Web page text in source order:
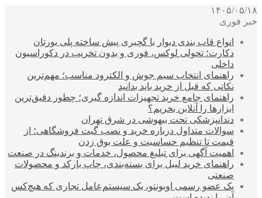
۱۴۰۵/۰۵/۱۸
خبر فوری
انواع قاب بندی دیوار با گچبری پیش ساخته پلی یورتان
دکارت؛ تحولی لوکس، فوری و بدون تخریب در دکوراسیون
داخلی
راهنمای انتخاب سیم جوش و الکترود مناسب؛ مهم‌ترین
نکاتی که قبل از خرید باید بدانید
راهنمای جامع خرید تجهیزات اندازه گیری؛ چطور دقیق‌ترین
ابزارها را آنلاین بخریم؟
دندانپزشکی تحت بیهوشی در شرق تهران
سوالات متداول درباره خرید و نصب گیت فروشگاهی؛ از
قیمت تا تنظیم حساسیت و علت بوق زدن
اهمیت آگهی برای تبلیغ محصول، خدمات و برندینگ در صنعت
راهنمای خرید لیبل برای بسته‌بندی، چاپ بارکد و محصولات
صنعتی
یک عضو رسمی اوبونتو، یک سیستم‌عامل تجاری که هیچ‌کس